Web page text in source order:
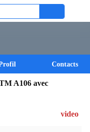
Contacts
A106 avec
video